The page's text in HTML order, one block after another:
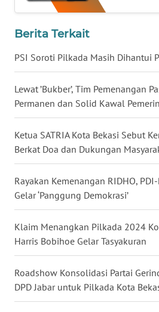
Berita Terkait
PSI Soroti Pilkada Masih Dihantui
Lewat ’Bukber’, Tim Pemenangan
Permanen dan Solid Kawal
Ketua SATRIA Kota Bekasi Sebut
Berkat Doa dan Dukungan
Rayakan Kemenangan RIDHO,
Gelar ‘Panggung Demokrasi’
Klaim Menangkan Pilkada 2024
Harris Bobihoe Gelar Tasyakuran
Roadshow Konsolidasi Partai
DPD Jabar untuk Pilkada Kota
WN
KALTARA
WN
KALSEL
WN
WN
MALUKU